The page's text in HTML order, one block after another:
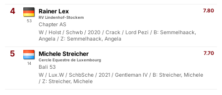
4
53
7.80
Rainer Lex
RV Lindenhof-Stockem
Chapter AS
W / Holst / Schwb / 2020 / Crack / Lord Pezi / B: Semmelhaack,
Angela / Z: Semmelhaack, Angela
5
14
7.70
Michele Streicher
Cercle Equestre de Luxembourg
Bali 53
W / Lux.W / SchbSche / 2021 / Gentleman IV / B: Streicher, Michele
/ Z: Streicher, Michele